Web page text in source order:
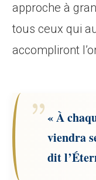
approche à
tous ceux qui
accompliront
« À
viendra
dit